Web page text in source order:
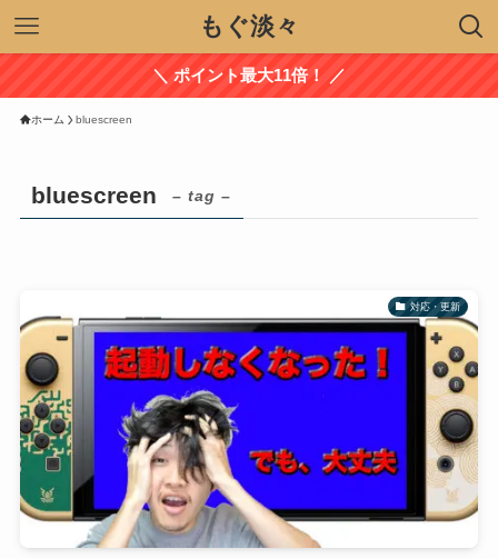
もぐ淡々
＼ ポイント最大11倍！ ／
ホーム bluescreen
bluescreen – tag –
対応・更新